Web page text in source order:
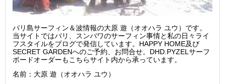
バリ島サーフィン＆波情報の大原 遊（オオハラ ユウ）です。
当サイトではバリ、スンバワのサーフィン事情と私の日々ライ
フスタイルをブログで発信しています。HAPPY HOME及び
SECRET GARDENへのご予約、お問合せ。DHD.PYZELサーフ
ボードオーダーもこちらサイト内から承っています。
名前：大原 遊（オオハラ ユウ）